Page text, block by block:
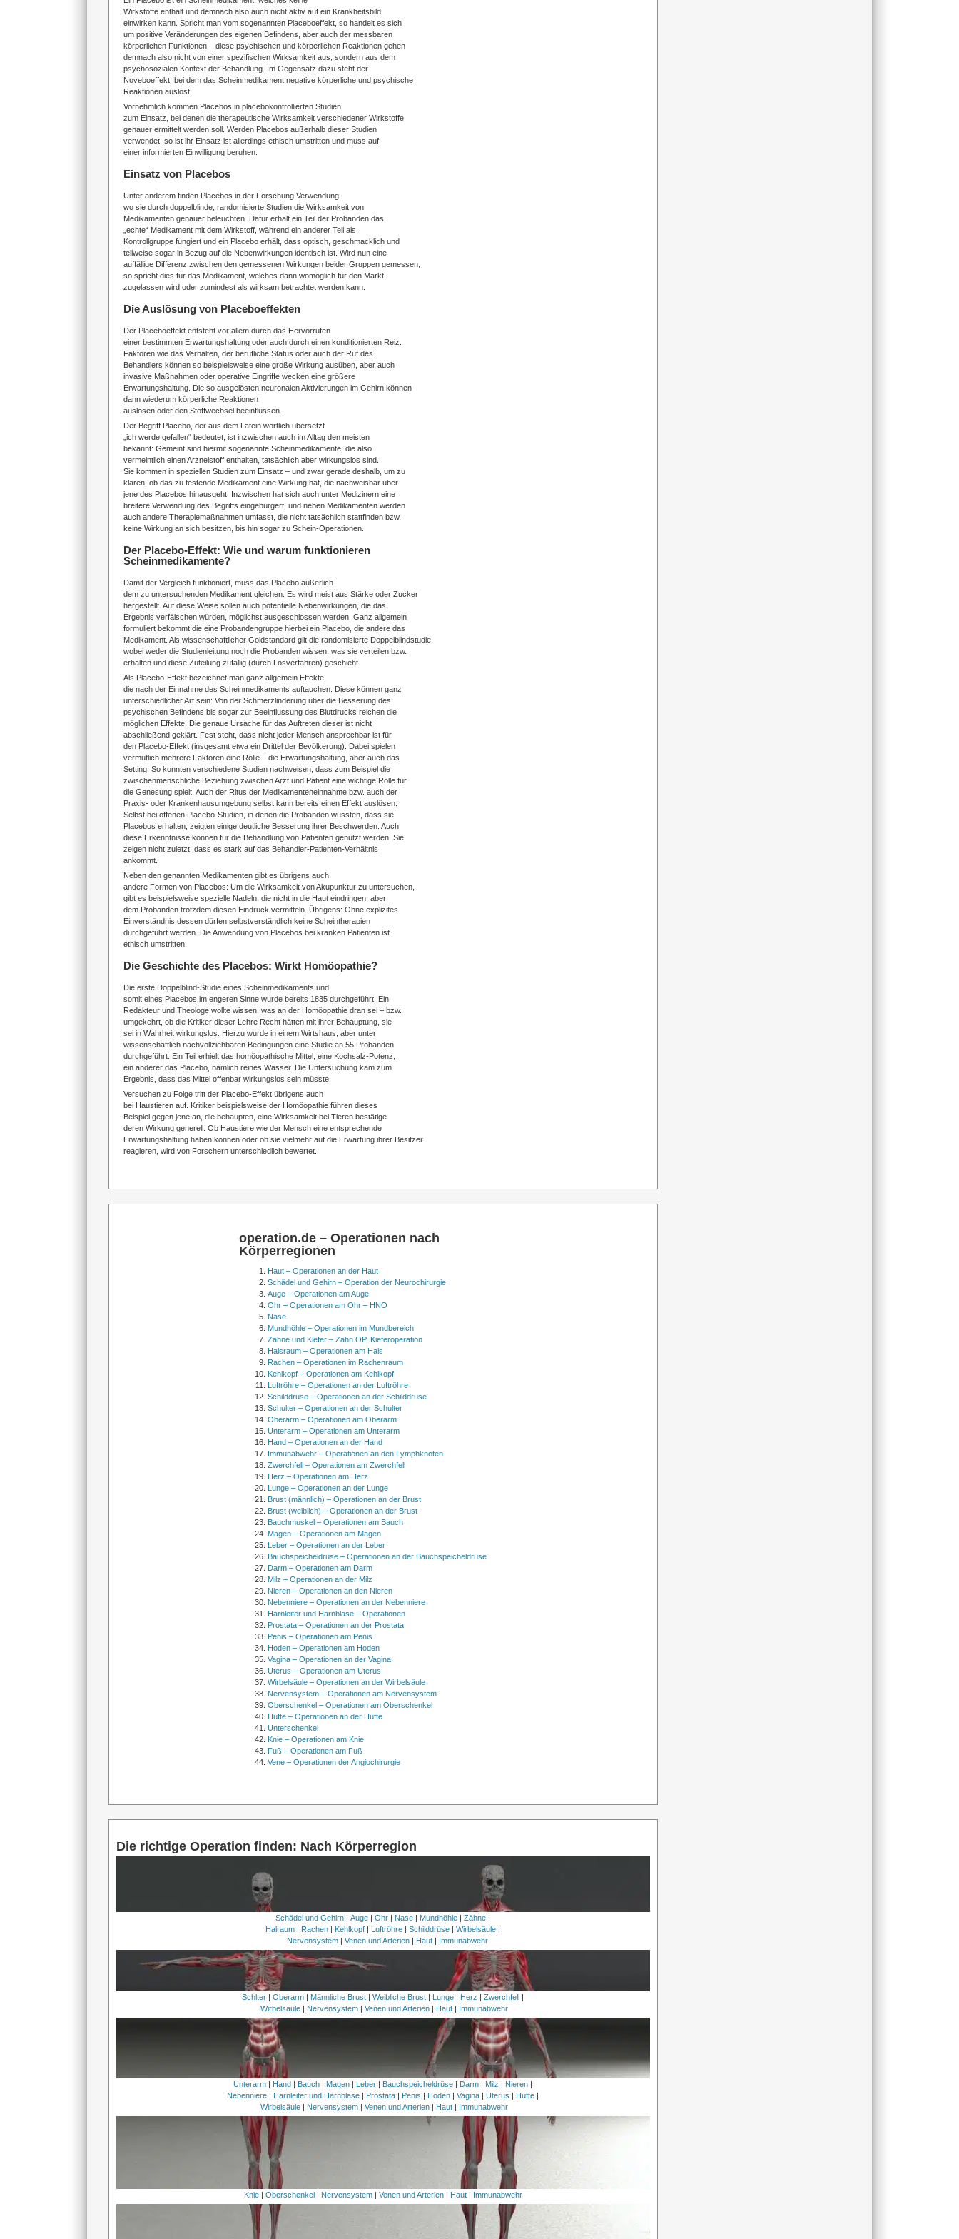
Wirkstoffe enthält und demnach also auch nicht aktiv auf ein Krankheitsbild
einwirken kann. Spricht man vom sogenannten Placeboeffekt, so handelt es sich
um positive Veränderungen des eigenen Befindens, aber auch der messbaren
körperlichen Funktionen – diese psychischen und körperlichen Reaktionen gehen
demnach also nicht von einer spezifischen Wirksamkeit aus, sondern aus dem
psychosozialen Kontext der Behandlung. Im Gegensatz dazu steht der
Noveboeffekt, bei dem das Scheinmedikament negative körperliche und psychische
Reaktionen auslöst.
Vornehmlich kommen Placebos in placebokontrollierten Studien
zum Einsatz, bei denen die therapeutische Wirksamkeit verschiedener Wirkstoffe
genauer ermittelt werden soll. Werden Placebos außerhalb dieser Studien
verwendet, so ist ihr Einsatz ist allerdings ethisch umstritten und muss auf
einer informierten Einwilligung beruhen.
Einsatz von Placebos
Unter anderem finden Placebos in der Forschung Verwendung,
wo sie durch doppelblinde, randomisierte Studien die Wirksamkeit von
Medikamenten genauer beleuchten. Dafür erhält ein Teil der Probanden das
„echte“ Medikament mit dem Wirkstoff, während ein anderer Teil als
Kontrollgruppe fungiert und ein Placebo erhält, dass optisch, geschmacklich und
teilweise sogar in Bezug auf die Nebenwirkungen identisch ist. Wird nun eine
auffällige Differenz zwischen den gemessenen Wirkungen beider Gruppen gemessen,
so spricht dies für das Medikament, welches dann womöglich für den Markt
zugelassen wird oder zumindest als wirksam betrachtet werden kann.
Die Auslösung von Placeboeffekten
Der Placeboeffekt entsteht vor allem durch das Hervorrufen
einer bestimmten Erwartungshaltung oder auch durch einen konditionierten Reiz.
Faktoren wie das Verhalten, der berufliche Status oder auch der Ruf des
Behandlers können so beispielsweise eine große Wirkung ausüben, aber auch
invasive Maßnahmen oder operative Eingriffe wecken eine größere
Erwartungshaltung. Die so ausgelösten neuronalen Aktivierungen im Gehirn können
dann wiederum körperliche Reaktionen
auslösen oder den Stoffwechsel beeinflussen.
Der Begriff Placebo, der aus dem Latein wörtlich übersetzt
„ich werde gefallen“ bedeutet, ist inzwischen auch im Alltag den meisten
bekannt: Gemeint sind hiermit sogenannte Scheinmedikamente, die also
vermeintlich einen Arzneistoff enthalten, tatsächlich aber wirkungslos sind.
Sie kommen in speziellen Studien zum Einsatz – und zwar gerade deshalb, um zu
klären, ob das zu testende Medikament eine Wirkung hat, die nachweisbar über
jene des Placebos hinausgeht. Inzwischen hat sich auch unter Medizinern eine
breitere Verwendung des Begriffs eingebürgert, und neben Medikamenten werden
auch andere Therapiemaßnahmen umfasst, die nicht tatsächlich stattfinden bzw.
keine Wirkung an sich besitzen, bis hin sogar zu Schein-Operationen.
Der Placebo-Effekt: Wie und warum funktionieren
Scheinmedikamente?
Damit der Vergleich funktioniert, muss das Placebo äußerlich
dem zu untersuchenden Medikament gleichen. Es wird meist aus Stärke oder Zucker
hergestellt. Auf diese Weise sollen auch potentielle Nebenwirkungen, die das
Ergebnis verfälschen würden, möglichst ausgeschlossen werden. Ganz allgemein
formuliert bekommt die eine Probandengruppe hierbei ein Placebo, die andere das
Medikament. Als wissenschaftlicher Goldstandard gilt die randomisierte Doppelblindstudie,
wobei weder die Studienleitung noch die Probanden wissen, was sie verteilen bzw.
erhalten und diese Zuteilung zufällig (durch Losverfahren) geschieht.
Als Placebo-Effekt bezeichnet man ganz allgemein Effekte,
die nach der Einnahme des Scheinmedikaments auftauchen. Diese können ganz
unterschiedlicher Art sein: Von der Schmerzlinderung über die Besserung des
psychischen Befindens bis sogar zur Beeinflussung des Blutdrucks reichen die
möglichen Effekte. Die genaue Ursache für das Auftreten dieser ist nicht
abschließend geklärt. Fest steht, dass nicht jeder Mensch ansprechbar ist für
den Placebo-Effekt (insgesamt etwa ein Drittel der Bevölkerung). Dabei spielen
vermutlich mehrere Faktoren eine Rolle – die Erwartungshaltung, aber auch das
Setting. So konnten verschiedene Studien nachweisen, dass zum Beispiel die
zwischenmenschliche Beziehung zwischen Arzt und Patient eine wichtige Rolle für
die Genesung spielt. Auch der Ritus der Medikamenteneinnahme bzw. auch der
Praxis- oder Krankenhausumgebung selbst kann bereits einen Effekt auslösen:
Selbst bei offenen Placebo-Studien, in denen die Probanden wussten, dass sie
Placebos erhalten, zeigten einige deutliche Besserung ihrer Beschwerden. Auch
diese Erkenntnisse können für die Behandlung von Patienten genutzt werden. Sie
zeigen nicht zuletzt, dass es stark auf das Behandler-Patienten-Verhältnis
ankommt.
Neben den genannten Medikamenten gibt es übrigens auch
andere Formen von Placebos: Um die Wirksamkeit von Akupunktur zu untersuchen,
gibt es beispielsweise spezielle Nadeln, die nicht in die Haut eindringen, aber
dem Probanden trotzdem diesen Eindruck vermitteln. Übrigens: Ohne explizites
Einverständnis dessen dürfen selbstverständlich keine Scheintherapien
durchgeführt werden. Die Anwendung von Placebos bei kranken Patienten ist
ethisch umstritten.
Die Geschichte des Placebos: Wirkt Homöopathie?
Die erste Doppelblind-Studie eines Scheinmedikaments und
somit eines Placebos im engeren Sinne wurde bereits 1835 durchgeführt: Ein
Redakteur und Theologe wollte wissen, was an der Homöopathie dran sei – bzw.
umgekehrt, ob die Kritiker dieser Lehre Recht hätten mit ihrer Behauptung, sie
sei in Wahrheit wirkungslos. Hierzu wurde in einem Wirtshaus, aber unter
wissenschaftlich nachvollziehbaren Bedingungen eine Studie an 55 Probanden
durchgeführt. Ein Teil erhielt das homöopathische Mittel, eine Kochsalz-Potenz,
ein anderer das Placebo, nämlich reines Wasser. Die Untersuchung kam zum
Ergebnis, dass das Mittel offenbar wirkungslos sein müsste.
Versuchen zu Folge tritt der Placebo-Effekt übrigens auch
bei Haustieren auf. Kritiker beispielsweise der Homöopathie führen dieses
Beispiel gegen jene an, die behaupten, eine Wirksamkeit bei Tieren bestätige
deren Wirkung generell. Ob Haustiere wie der Mensch eine entsprechende
Erwartungshaltung haben können oder ob sie vielmehr auf die Erwartung ihrer Besitzer
reagieren, wird von Forschern unterschiedlich bewertet.
operation.de – Operationen nach
Körperregionen
Haut – Operationen an der Haut
Schädel und Gehirn – Operation der Neurochirurgie
Auge – Operationen am Auge
Ohr – Operationen am Ohr – HNO
Nase
Mundhöhle – Operationen im Mundbereich
Zähne und Kiefer – Zahn OP, Kieferoperation
Halsraum – Operationen am Hals
Rachen – Operationen im Rachenraum
Kehlkopf – Operationen am Kehlkopf
Luftröhre – Operationen an der Luftröhre
Schilddrüse – Operationen an der Schilddrüse
Schulter – Operationen an der Schulter
Oberarm – Operationen am Oberarm
Unterarm – Operationen am Unterarm
Hand – Operationen an der Hand
Immunabwehr – Operationen an den Lymphknoten
Zwerchfell – Operationen am Zwerchfell
Herz – Operationen am Herz
Lunge – Operationen an der Lunge
Brust (männlich) – Operationen an der Brust
Brust (weiblich) – Operationen an der Brust
Bauchmuskel – Operationen am Bauch
Magen – Operationen am Magen
Leber – Operationen an der Leber
Bauchspeicheldrüse – Operationen an der Bauchspeicheldrüse
Darm – Operationen am Darm
Milz – Operationen an der Milz
Nieren – Operationen an den Nieren
Nebenniere – Operationen an der Nebenniere
Harnleiter und Harnblase – Operationen
Prostata – Operationen an der Prostata
Penis – Operationen am Penis
Hoden – Operationen am Hoden
Vagina – Operationen an der Vagina
Uterus – Operationen am Uterus
Wirbelsäule – Operationen an der Wirbelsäule
Nervensystem – Operationen am Nervensystem
Oberschenkel – Operationen am Oberschenkel
Hüfte – Operationen an der Hüfte
Unterschenkel
Knie – Operationen am Knie
Fuß – Operationen am Fuß
Vene – Operationen der Angiochirurgie
Die richtige Operation finden: Nach Körperregion
Schädel und Gehirn |Auge |Ohr | Nase | Mundhöhle |Zähne |
Halraum | Rachen | Kehlkopf | Luftröhre |Schilddrüse |Wirbelsäule |
Nervensystem| Venen und Arterien| Haut| Immunabwehr
Schlter |Oberarm Männliche Brust |Weibliche Brust Lunge Herz |Zwerchfell
Wirbelsäule| Nervensystem| Venen und Arterien| Haut| Immunabwehr
Unterarm | Hand | Bauch | Magen | Leber | Bauchspeicheldrüse | Darm | Milz | Nieren |
Nebenniere | Harnleiter und Harnblase | Prostata | Penis | Hoden |Vagina |Uterus | Hüfte |
Wirbelsäule| Nervensystem| Venen und Arterien| Haut| Immunabwehr
Knie| Oberschenkel Nervensystem| Venen und Arterien| Haut| Immunabwehr